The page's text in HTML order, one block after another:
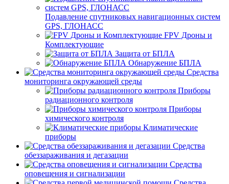
Подавление спутниковых навигационных систем
GPS, ГЛОНАСС
FPV Дроны и
Комплектующие
Защита от БПЛА
Обнаружение БПЛА
Средства
мониторинга окружающей среды
Приборы
радиационного контроля
Приборы
химического контроля
Климатические
приборы
Средства
обеззараживания и дегазации
Средства
оповещения и сигнализации